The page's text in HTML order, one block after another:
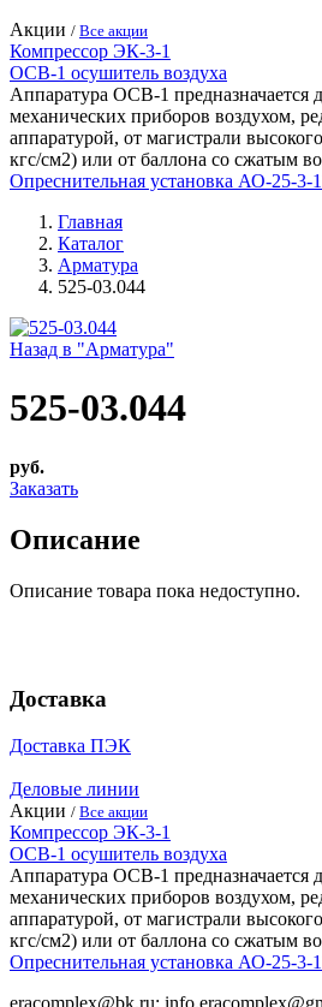
Акции / Все акции
Компрессор ЭК-3-1
ОСВ-1 осушитель воздуха
Аппаратура ОСВ-1 предназначается
механических приборов воздухом,
аппаратурой, от магистрали
кгс/см2) или от баллона со сжатым
Опреснительная установка АО-25-3-
Главная
Каталог
Арматура
525-03.044
Назад в "Арматура"
525-03.044
руб.
Заказать
Описание
Описание товара пока недоступно.
Доставка
Доставка ПЭК
Деловые линии
Акции / Все акции
Компрессор ЭК-3-1
ОСВ-1 осушитель воздуха
Аппаратура ОСВ-1 предназначается
механических приборов воздухом,
аппаратурой, от магистрали
кгс/см2) или от баллона со сжатым
Опреснительная установка АО-25-3-